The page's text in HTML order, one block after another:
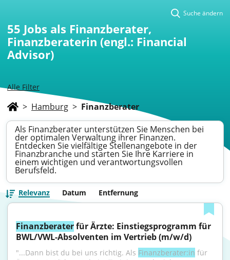
Alle Filter
Suche ändern
55 Jobs als Finanzberater,
Finanzberaterin (engl.: Financial
Advisor)
> Hamburg > Finanzberater
Als Finanzberater unterstützen Sie Menschen bei
der optimalen Verwaltung ihrer Finanzen.
Entdecken Sie vielfältige Stellenangebote in der
Finanzbranche und starten Sie Ihre Karriere in
einem wichtigen und verantwortungsvollen
Berufsfeld.
Relevanz Datum Entfernung
Finanzberater für Ärzte: Einstiegsprogramm für
BWL/VWL-Absolventen im Vertrieb (m/w/d)
"...Dann bist du bei uns richtig. Als Finanzberater:in für